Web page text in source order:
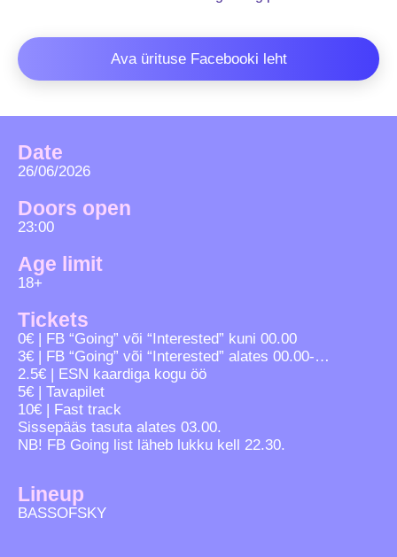
Ava ürituse Facebooki leht
Date
26/06/2026
Doors open
23:00
Age limit
18+
Tickets
0€ | FB “Going” või “Interested” kuni 00.00
3€ | FB “Going” või “Interested” alates 00.00-…
2.5€ | ESN kaardiga kogu öö
5€ | Tavapilet
10€ | Fast track
Sissepääs tasuta alates 03.00.
NB! FB Going list läheb lukku kell 22.30.
Lineup
BASSOFSKY